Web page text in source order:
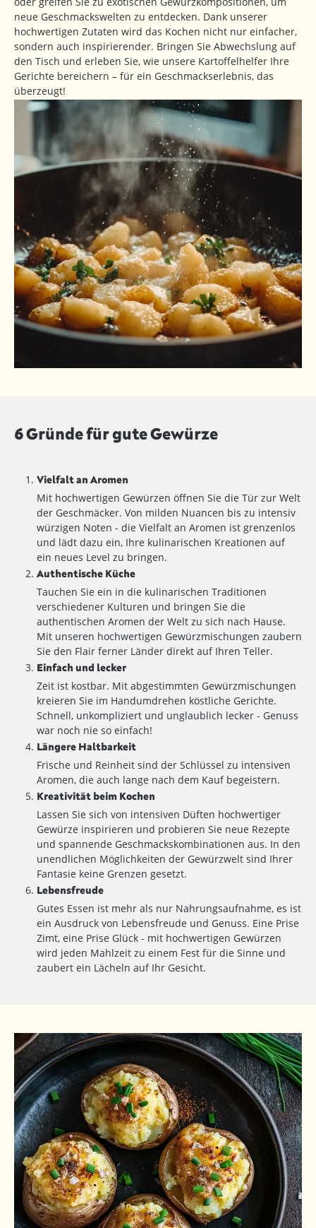
neue Geschmackswelten zu entdecken. Dank unserer
hochwertigen Zutaten wird das Kochen nicht nur einfacher,
sondern auch inspirierender. Bringen Sie Abwechslung auf
den Tisch und erleben Sie, wie unsere Kartoffelhelfer Ihre
Gerichte bereichern – für ein Geschmackserlebnis, das
überzeugt!
6 Gründe für gute Gewürze
Vielfalt an Aromen
Mit hochwertigen Gewürzen öffnen Sie die Tür zur Welt
der Geschmäcker. Von milden Nuancen bis zu intensiv
würzigen Noten - die Vielfalt an Aromen ist grenzenlos
und lädt dazu ein, Ihre kulinarischen Kreationen auf
ein neues Level zu bringen.
Authentische Küche
Tauchen Sie ein in die kulinarischen Traditionen
verschiedener Kulturen und bringen Sie die
authentischen Aromen der Welt zu sich nach Hause.
Mit unseren hochwertigen Gewürzmischungen zaubern
Sie den Flair ferner Länder direkt auf Ihren Teller.
Einfach und lecker
Zeit ist kostbar. Mit abgestimmten Gewürzmischungen
kreieren Sie im Handumdrehen köstliche Gerichte.
Schnell, unkompliziert und unglaublich lecker - Genuss
war noch nie so einfach!
Längere Haltbarkeit
Frische und Reinheit sind der Schlüssel zu intensiven
Aromen, die auch lange nach dem Kauf begeistern.
Kreativität beim Kochen
Lassen Sie sich von intensiven Düften hochwertiger
Gewürze inspirieren und probieren Sie neue Rezepte
und spannende Geschmackskombinationen aus. In den
unendlichen Möglichkeiten der Gewürzwelt sind Ihrer
Fantasie keine Grenzen gesetzt.
Lebensfreude
Gutes Essen ist mehr als nur Nahrungsaufnahme, es ist
ein Ausdruck von Lebensfreude und Genuss. Eine Prise
Zimt, eine Prise Glück - mit hochwertigen Gewürzen
wird jeden Mahlzeit zu einem Fest für die Sinne und
zaubert ein Lächeln auf Ihr Gesicht.